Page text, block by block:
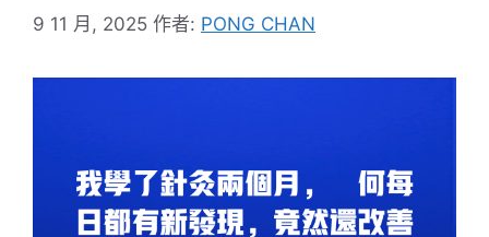
9 11 月, 2025 作者: PONG CHAN